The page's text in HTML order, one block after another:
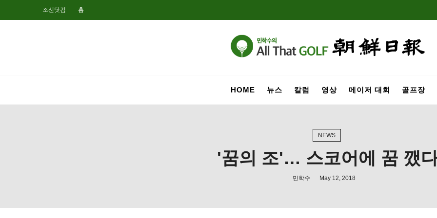
조선닷컴 홈
HOME 뉴스 칼럼 영상 메이저 대회 골프장
NEWS
'꿈의 조'… 스코어에 꿈 깼
민학수 May 12, 2018